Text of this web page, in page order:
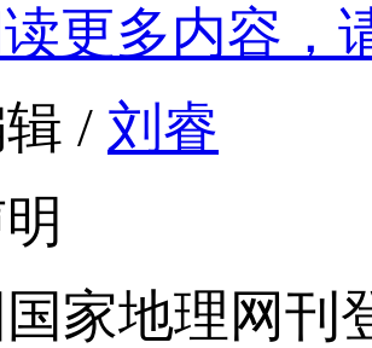
更多内容，
/ 刘睿
家地理网刊